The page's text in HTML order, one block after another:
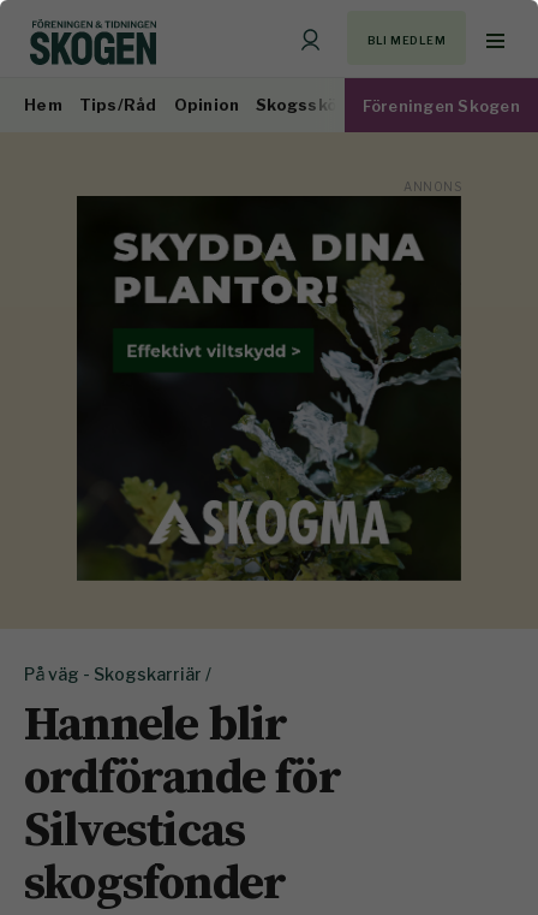
BLI MEDLEM
Hem Tips/Råd Opinion Skogsskötsel Virkesmarknad
Föreningen Skogen
På väg - Skogskarriär /
Hannele blir
ordförande för
Silvesticas
skogsfonder